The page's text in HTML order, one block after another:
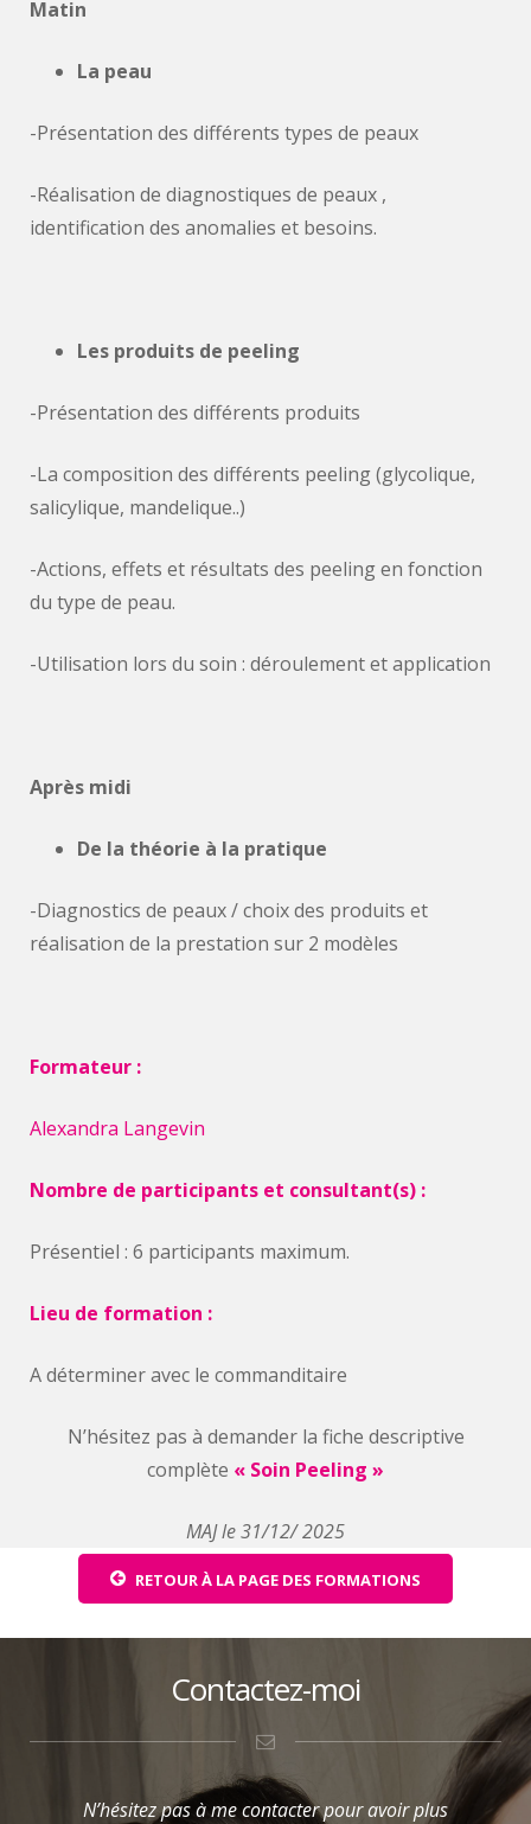
Matin
La peau
-Présentation des différents types de peaux
-Réalisation de diagnostiques de peaux ,
identification des anomalies et besoins.
Les produits de peeling
-Présentation des différents produits
-La composition des différents peeling (glycolique,
salicylique, mandelique..)
-Actions, effets et résultats des peeling en fonction
du type de peau.
-Utilisation lors du soin : déroulement et application
Après midi
De la théorie à la pratique
-Diagnostics de peaux / choix des produits et
réalisation de la prestation sur 2 modèles
Formateur :
Alexandra Langevin
Nombre de participants et consultant(s) :
Présentiel : 6 participants maximum.
Lieu de formation :
A déterminer avec le commanditaire
N’hésitez pas à demander la fiche descriptive
complète « Soin Peeling »
MAJ le 31/12/ 2025
RETOUR À LA PAGE DES FORMATIONS
Contactez-moi
N’hésitez pas à me contacter pour avoir plus